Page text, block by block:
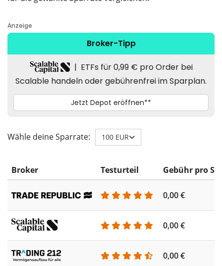
Wähle deine Sparrate: 100 EUR
Broker Testurteil Gebühr pro
0,00 €
0,00 €
0,00 €